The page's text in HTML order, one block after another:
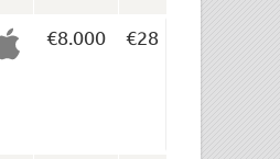
€8.000 €28